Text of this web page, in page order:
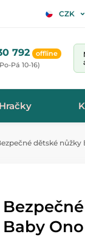
CZK
792 offline
Pá 10-16)
Hračky
dětské nůžky
Baby Ono